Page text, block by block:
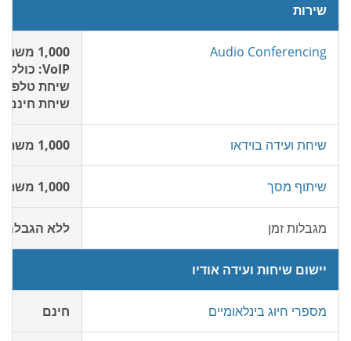
שירות
Audio Conferencing
1,000 משתתפים חינם
VoIP: כולל
שיחת
שיחת חינם: 2¢/דקה
שיחת ועידה בוידאו 1,000 משתתפים חינם
שיתוף מסך 1,000 משתתפים חינם
מגבלות זמן ללא הגבלה
יישום שיחות ועידה אודיו
מספרי חיוג בינלאומיים חינם